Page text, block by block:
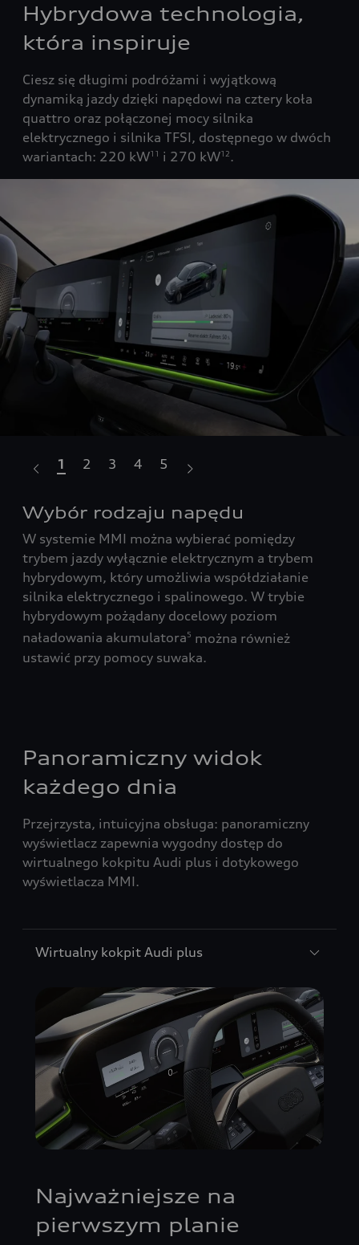
Hybrydowa technologia,
która inspiruje
Ciesz się długimi podróżami i wyjątkową
dynamiką jazdy dzięki napędowi na cztery koła
quattro oraz połączonej mocy silnika
elektrycznego i silnika TFSI, dostępnego w dwóch
wariantach: 220 kW11 i 270 kW12 .
Wybór rodzaju napędu
W systemie MMI można wybierać pomiędzy
trybem jazdy wyłącznie elektrycznym a trybem
hybrydowym, który umożliwia współdziałanie
silnika elektrycznego i spalinowego. W trybie
hybrydowym pożądany docelowy poziom
naładowania akumulatora5 można również
ustawić przy pomocy suwaka.
1 2 3 4 5
Panoramiczny widok
każdego dnia
Przejrzysta, intuicyjna obsługa: panoramiczny
wyświetlacz zapewnia wygodny dostęp do
wirtualnego kokpitu Audi plus i dotykowego
wyświetlacza MMI.
Wirtualny kokpit Audi plus
Najważniejsze na
pierwszym planie